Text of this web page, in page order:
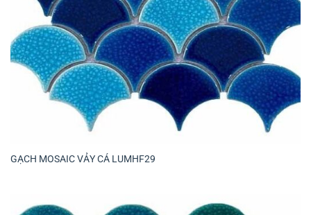
GẠCH MOSAIC VẢY CÁ LUMHF29